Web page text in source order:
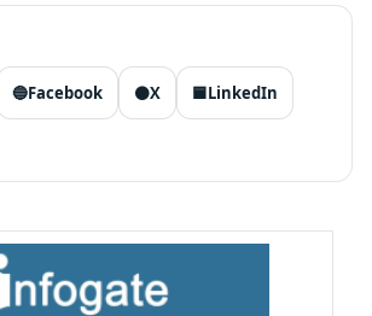
🔵Facebook ⚫X 🟦LinkedIn